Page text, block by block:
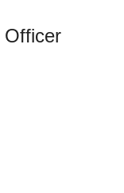
Officer